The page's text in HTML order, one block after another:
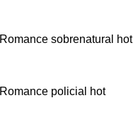
Romance sobrenatural hot
Romance policial hot